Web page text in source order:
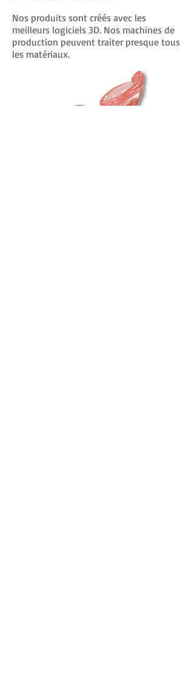
Nos produits sont créés avec les
meilleurs logiciels 3D. Nos machines de
production peuvent traiter presque tous
les matériaux.